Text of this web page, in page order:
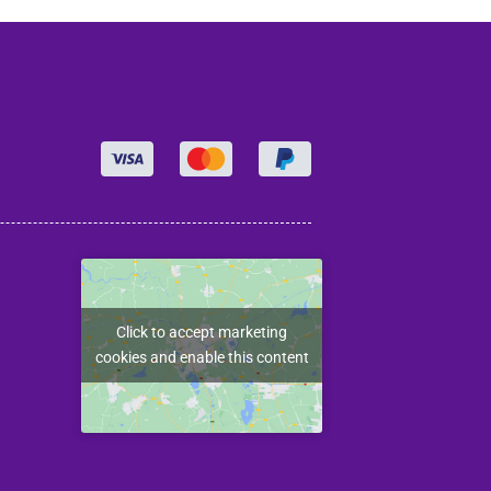
Click to accept marketing
cookies and enable this content